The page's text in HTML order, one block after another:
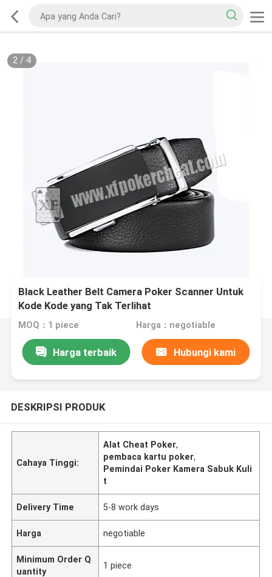
2/ 4
Black Leather Belt Camera Poker Scanner Untuk
Kode Kode yang Tak Terlihat
MOQ：1 piece Harga：negotiable
Harga terbaik Hubungi kami
DESKRIPSI PRODUK
Cahaya Tinggi:
Alat Cheat Poker,
pembaca kartu poker,
Pemindai Poker Kamera Sabuk Kuli
t
Delivery Time 5-8 work days
Harga negotiable
Minimum Order Q
uantity
1 piece